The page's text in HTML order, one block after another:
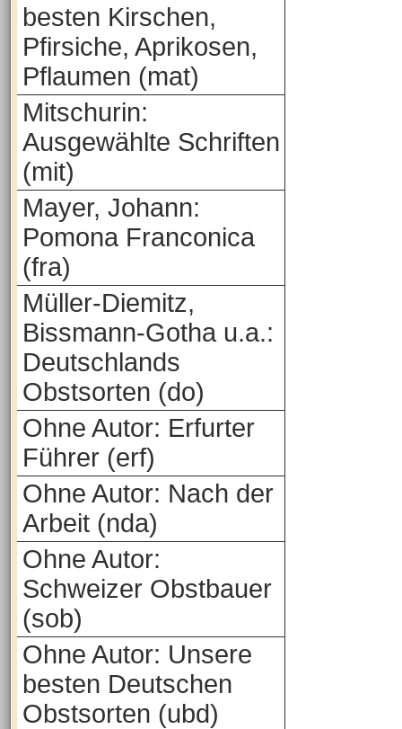
besten Kirschen,
Pfirsiche, Aprikosen,
Pflaumen (mat)
Mitschurin:
Ausgewählte Schriften
(mit)
Mayer, Johann:
Pomona Franconica
(fra)
Müller-Diemitz,
Bissmann-Gotha u.a.:
Deutschlands
Obstsorten (do)
Ohne Autor: Erfurter
Führer (erf)
Ohne Autor: Nach der
Arbeit (nda)
Ohne Autor:
Schweizer Obstbauer
(sob)
Ohne Autor: Unsere
besten Deutschen
Obstsorten (ubd)